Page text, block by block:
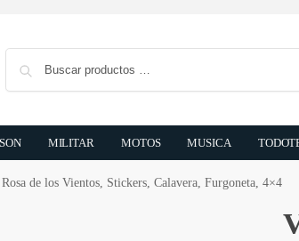
MILITAR MOTOS MUSICA
de los Vientos, Stickers, Calavera, Furgoneta, 4×4